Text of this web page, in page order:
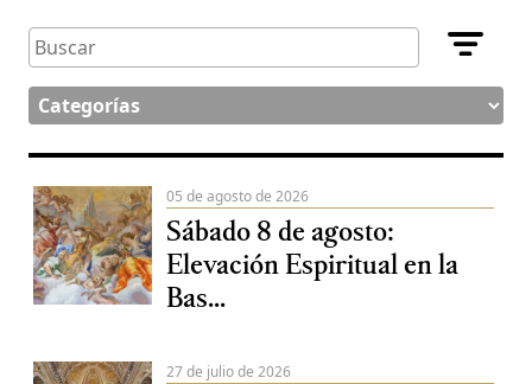
05 de agosto de 2026
Sábado 8 de agosto:
Elevación Espiritual en la
Bas...
27 de julio de 2026